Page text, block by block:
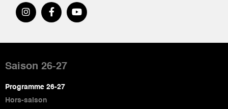
de
page
Saison 26-27
Programme 26-27
Hors-saison